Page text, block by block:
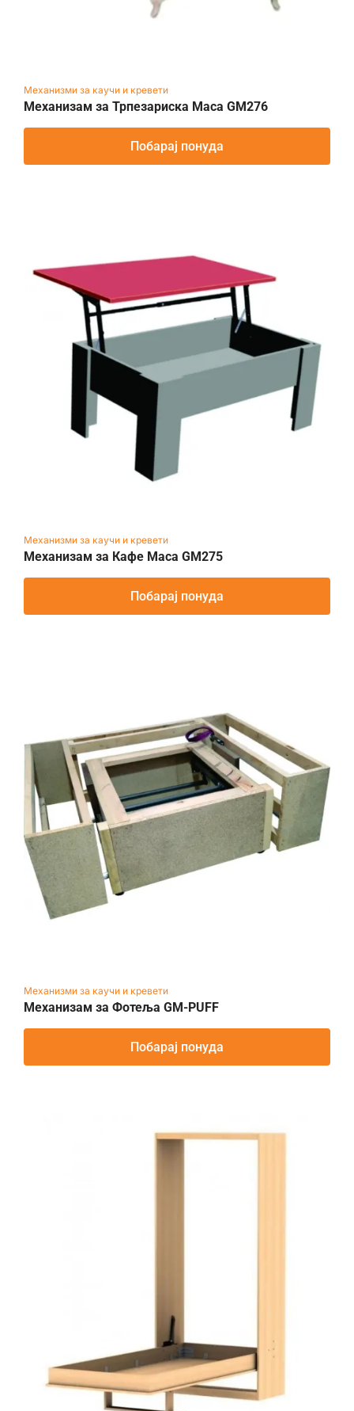
Механизми за каучи и кревети
Механизам за Трпезариска Маса GM276
Побарај понуда
Механизми за каучи и кревети
Механизам за Кафе Маса GM275
Побарај понуда
Механизми за каучи и кревети
Механизам за Фотеља GM-PUFF
Побарај понуда